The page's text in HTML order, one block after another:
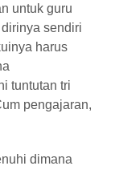
untuk guru
sendiri
harus
tuntutan tri
pengajaran,
dimana